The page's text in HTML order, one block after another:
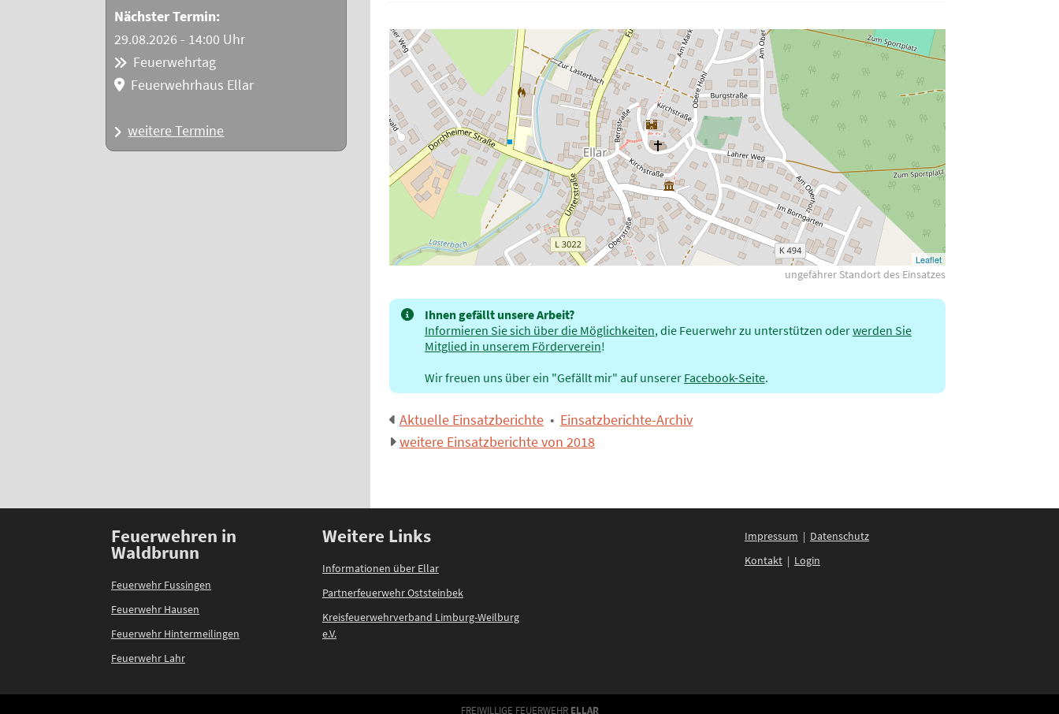
Nächster Termin:
29.08.2026 - 14:00 Uhr
Feuerwehrtag
Feuerwehrhaus Ellar
weitere Termine
Leaflet
ungefährer Standort des Einsatzes
Ihnen gefällt unsere Arbeit?
Informieren Sie sich über die Möglichkeiten, die Feuerwehr zu unterstützen oderwerden Sie
Mitglied in unserem Förderverein!
Wir freuen uns über ein "Gefällt mir" auf unserer Facebook-Seite.
Aktuelle Einsatzberichte• Einsatzberichte-Archiv
weitere Einsatzberichte von 2018
Feuerwehren in
Waldbrunn
Feuerwehr Fussingen
Feuerwehr Hausen
Feuerwehr Hintermeilingen
Feuerwehr Lahr
Weitere Links
Informationen über Ellar
Partnerfeuerwehr Oststeinbek
Kreisfeuerwehrverband Limburg-Weilburg
e.V.
Impressum | Datenschutz
Kontakt| Login
FREIWILLIGE FEUERWEHR ELLAR